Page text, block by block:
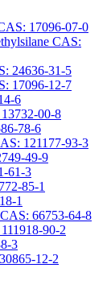
17096-07-0
CAS:
24636-31-5
17096-12-7
6
00-8
78-6
121177-93-3
49-9
61-3
85-1
1
66753-64-8
90-2
3
12-2